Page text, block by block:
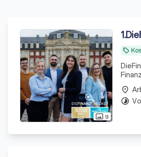
photo_size_select_actual 9
1.
local_offer
und
sind
place
timelapse